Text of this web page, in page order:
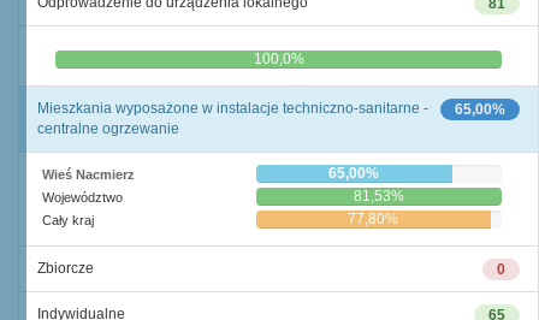
81
0,0% 100,0%
65,00%
Mieszkania wyposażone w instalacje techniczno-sanitarne -
centralne ogrzewanie
Wieś Nacmierz 65,00%
Województwo 81,53%
Cały kraj 77,80%
0
Zbiorcze
65
Indywidualne